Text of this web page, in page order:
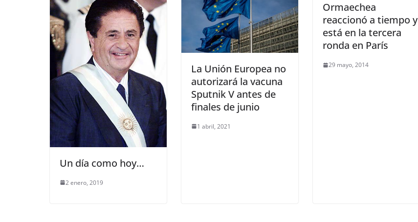
Un día como hoy…
2 enero, 2019
La Unión Europea no
autorizará la vacuna
Sputnik V antes de
finales de junio
1 abril, 2021
Ormaechea
reaccionó a tiempo y
está en la tercera
ronda en París
29 mayo, 2014